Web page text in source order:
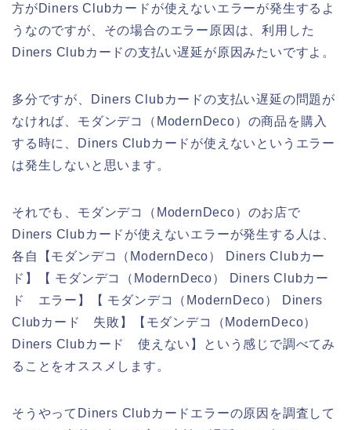
方がDiners Clubカードが使えないエラーが発生するよ
うなのですが、その場合のエラー原因は、利用した
Diners Clubカードの支払い遅延が原因みたいですよ。
多分ですが、Diners Clubカードの支払い遅延の問題が
なければ、モダンデコ（ModernDeco）の商品を購入
する時に、Diners Clubカードが使えないというエラー
は発生しないと思います。
それでも、モダンデコ（ModernDeco）のお店で
Diners Clubカードが使えないエラーが発生する人は、
各自【モダンデコ（ModernDeco） Diners Clubカー
ド】【 モダンデコ（ModernDeco） Diners Clubカー
ド エラー】【 モダンデコ（ModernDeco） Diners
Clubカード 失敗】【モダンデコ（ModernDeco）
Diners Clubカード 使えない】という感じで調べてみ
ることをオススメします。
そうやってDiners Clubカードエラーの原因を調査して